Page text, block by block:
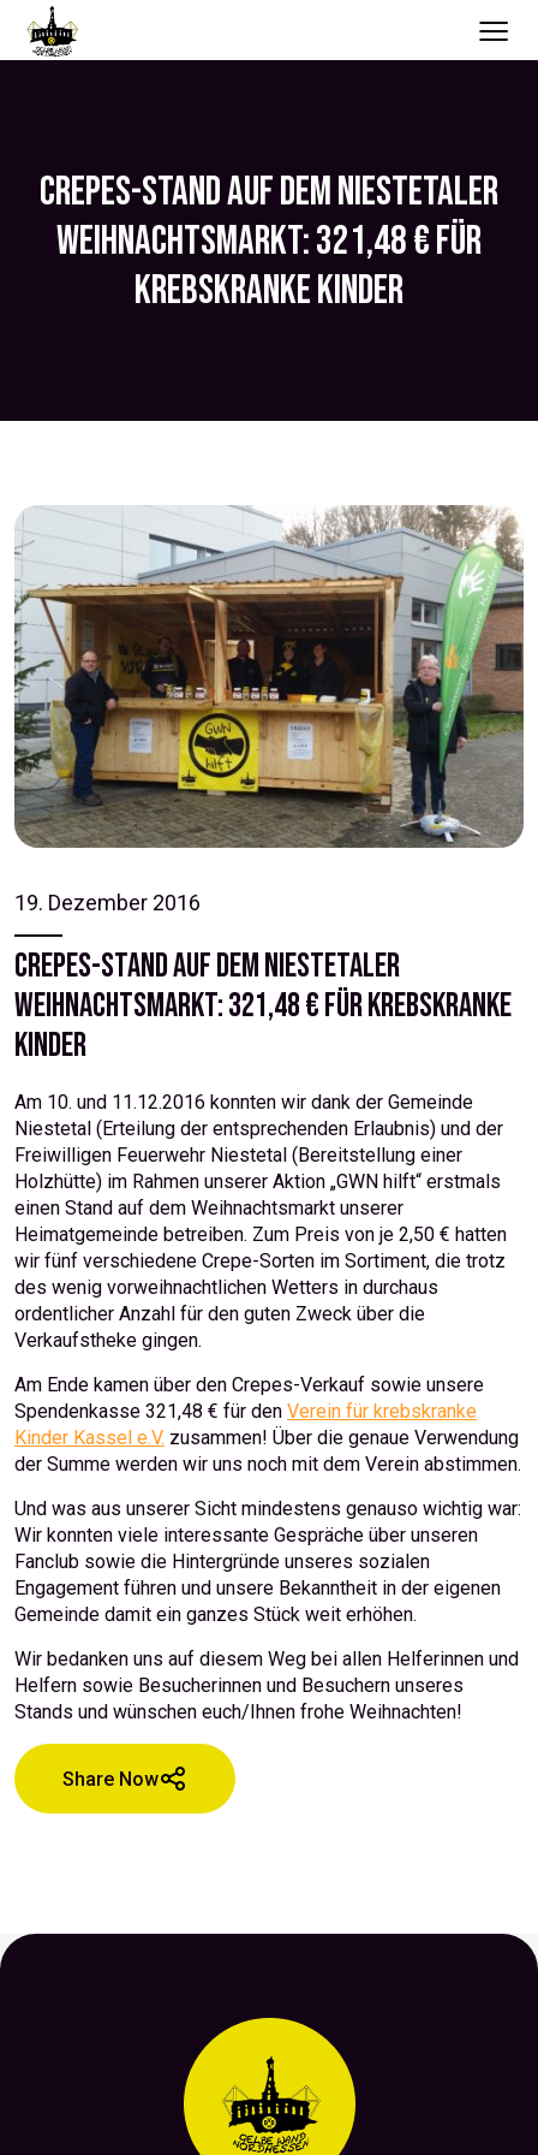
≡
CREPES-STAND AUF DEM NIESTETALER
WEIHNACHTSMARKT: 321,48 € FÜR
KREBSKRANKE KINDER
19. Dezember 2016
Crepes-Stand auf dem Niestetaler
Weihnachtsmarkt: 321,48 € für krebskranke
Kinder
Am 10. und 11.12.2016 konnten wir dank der Gemeinde
Niestetal (Erteilung der entsprechenden Erlaubnis) und der
Freiwilligen Feuerwehr Niestetal (Bereitstellung einer
Holzhütte) im Rahmen unserer Aktion „GWN hilft“ erstmals
einen Stand auf dem Weihnachtsmarkt unserer
Heimatgemeinde betreiben. Zum Preis von je 2,50 € hatten
wir fünf verschiedene Crepe-Sorten im Sortiment, die trotz
des wenig vorweihnachtlichen Wetters in durchaus
ordentlicher Anzahl für den guten Zweck über die
Verkaufstheke gingen.
Am Ende kamen über den Crepes-Verkauf sowie unsere
Spendenkasse 321,48 € für den Verein für krebskranke
Kinder Kassel e.V. zusammen! Über die genaue Verwendung
der Summe werden wir uns noch mit dem Verein abstimmen.
Und was aus unserer Sicht mindestens genauso wichtig war:
Wir konnten viele interessante Gespräche über unseren
Fanclub sowie die Hintergründe unseres sozialen
Engagement führen und unsere Bekanntheit in der eigenen
Gemeinde damit ein ganzes Stück weit erhöhen.
Wir bedanken uns auf diesem Weg bei allen Helferinnen und
Helfern sowie Besucherinnen und Besuchern unseres
Stands und wünschen euch/Ihnen frohe Weihnachten!
Share Now